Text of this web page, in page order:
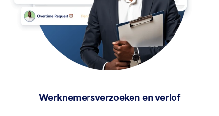
Werknemersverzoeken en verlof